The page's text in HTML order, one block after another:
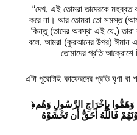
“দেখ, এই তোমরা তাদেরকে
করে না। আর তোমরা তো সমস্ত
কিন্তু (তাদের অবস্থা এই যে,)
বলে, আমরা (কুরআনের উপর) ঈমান
তোমাদের প্রতি আক্রোশে
এটা পূরোটাই কাফেরদের প্রতি ঘৃণা বা
﴿أَلَا تُقَاتِلُونَ قَوْمًا نَّكَثُوا أَيْمَانَهُمْ وَهَمُّوا بِإِخْرَاجِ الرَّسُولِ وَهُم
فَاللَّهُ أَحَقُّ أَن تَخْشَوْهُ